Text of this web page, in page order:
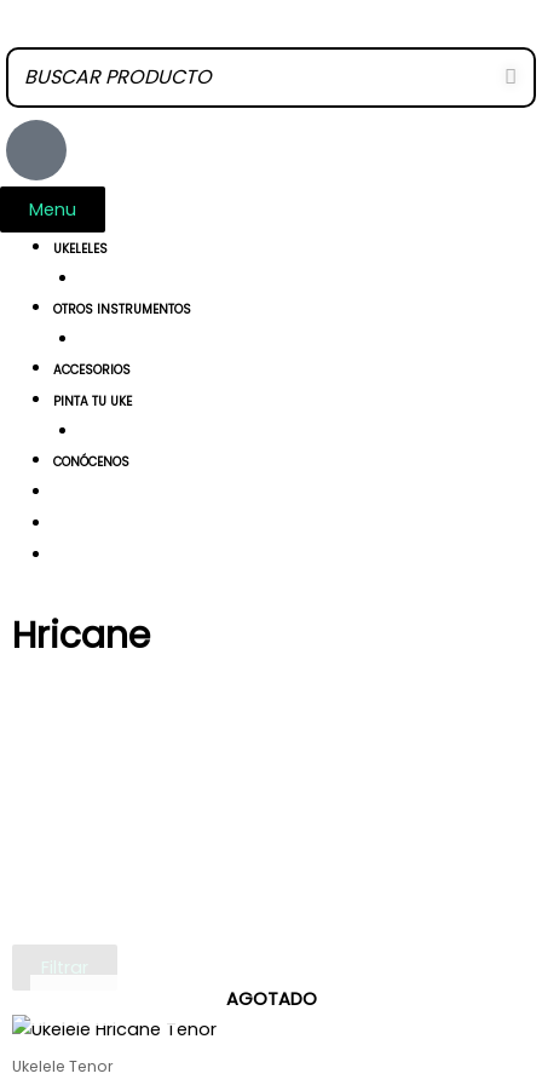
al
contenido
U
e
r
Menu
UKELELES
OTROS INSTRUMENTOS
ACCESORIOS
PINTA TU UKE
CONÓCENOS
Hricane
AGOTADO
Ukelele Tenor